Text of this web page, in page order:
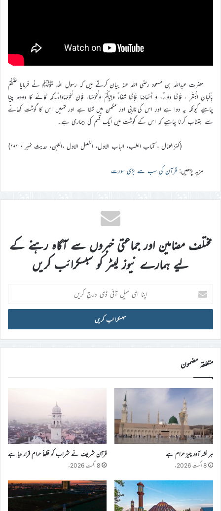
حضرت عبداللہ بن مسعود رضی اللہ عنہ بیان کرتے ہیں کہ رسول اللہ ﷺ نے فرمایا عَلَيْكُمْ
بِأَلْبَانِ الْبَقَرِ ، فَإِنَّهَا دَوَاءٌ، وَ أَسْمَانِهَا فَإِنَّهَا شِفَاءٌ وَإِيَّاكُمْ وَلُحُوْمَهَا، فَإِنَّ لُحُوْمَهَادَاءٌ۔کہ گائے کا دودھ پینا
چاہیے کیونکہ یہ دوا ہے اور اس کی چربی اور مکھن میں شفا ہے اور تمہیں اس کا گوشت کھانے
سے اجتناب کرنا چاہیے کہ اس کے گوشت میں ایک قسم کی بیماری ہے۔
(کنزالعمال ، کتاب الطب، الباب الاول، الفصل الاول ،اللبن، حدیث نمبر ۲۸۲۱۰)
مزید پڑھیں: قرآن کی سب سے بڑی سورت
مختلف مضامین اور جماعتی خبروں سے آگاہ رہنے کے
لیے ہمارے نیوز لیٹر کو سبسکرائب کریں
اپنا
ای
میل
ڈی
درج
کریں
متعلقہ مضمون
ہر نشہ آور چیز حرام ہے
8 اگست 2026ء
قرآن شریف نے شراب کو قطعاً حرام قرار دیا ہے
8 اگست 2026ء